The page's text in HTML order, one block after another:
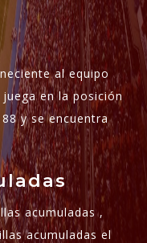
al equipo
juega en la posición
y se encuentra
acumuladas ,
acumuladas el